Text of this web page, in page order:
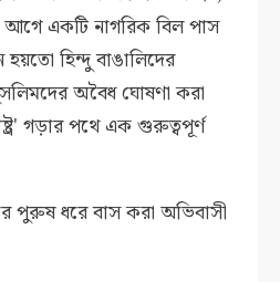
আগে একটি নাগরিক বিল পাস
হিন্দু বাঙালিদের
অবৈধ ঘোষণা করা
গড়ার পথে এক গুরুত্বপূর্ণ
ধরে বাস করা অভিবাসী